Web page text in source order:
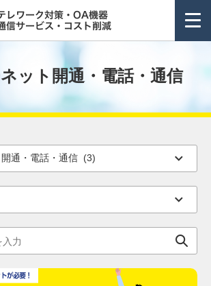
ット開通・電話・通信